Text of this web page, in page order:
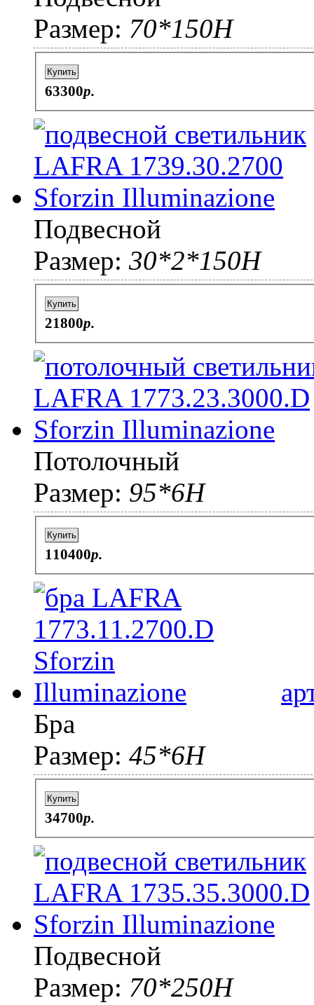
Размер: 70*150H
Купить
63300p.
Подвесной
Размер: 30*2*150H
Купить
21800p.
Потолочный
Размер: 95*6H
Купить
110400p.
Бра
Размер: 45*6H
Купить
34700p.
Подвесной
Размер: 70*250H